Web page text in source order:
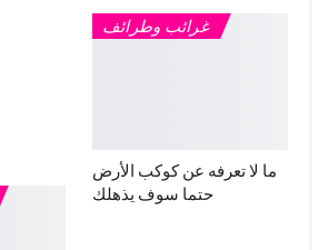
غرائب وطرائف
ما لا تعرفه عن كوكب الأرض
حتما سوف يذهلك